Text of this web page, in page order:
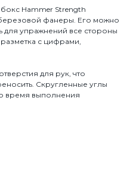
Hammer Strength
фанеры. Его можно
для упражнений все стороны
с цифрами,
для рук, что
Скругленные углы
время выполнения